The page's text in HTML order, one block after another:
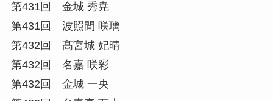
第431回 金城 秀尭
第431回 波照間 咲璃
第432回 髙宮城 妃晴
第432回 名嘉 咲彩
第432回 金城 一央